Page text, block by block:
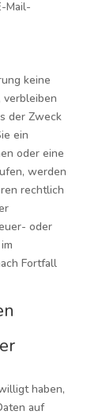
Mail-
keine
verbleiben
der Zweck
ein
oder eine
werden
rechtlich
oder
Fortfall
haben,
auf